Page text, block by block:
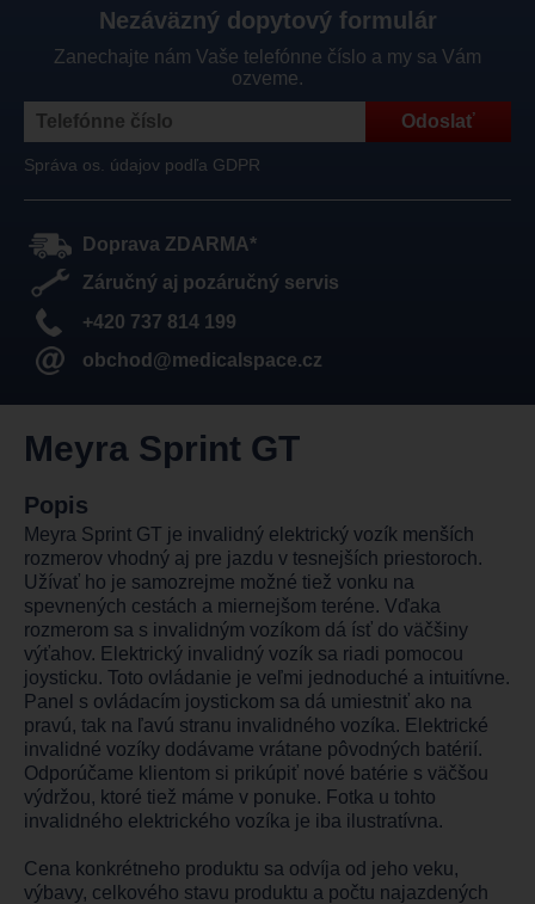
Nezáväzný dopytový formulár
Zanechajte nám Vaše telefónne číslo a my sa Vám
ozveme.
Správa os. údajov podľa GDPR
Doprava ZDARMA*
Záručný aj pozáručný servis
+420 737 814 199
obchod@medicalspace.cz
Meyra Sprint GT
Popis
Meyra Sprint GT je invalidný elektrický vozík menších
rozmerov vhodný aj pre jazdu v tesnejších priestoroch.
Užívať ho je samozrejme možné tiež vonku na
spevnených cestách a miernejšom teréne. Vďaka
rozmerom sa s invalidným vozíkom dá ísť do väčšiny
výťahov. Elektrický invalidný vozík sa riadi pomocou
joysticku. Toto ovládanie je veľmi jednoduché a intuitívne.
Panel s ovládacím joystickom sa dá umiestniť ako na
pravú, tak na ľavú stranu invalidného vozíka. Elektrické
invalidné vozíky dodávame vrátane pôvodných batérií.
Odporúčame klientom si prikúpiť nové batérie s väčšou
výdržou, ktoré tiež máme v ponuke. Fotka u tohto
invalidného elektrického vozíka je iba ilustratívna.
Cena konkrétneho produktu sa odvíja od jeho veku,
výbavy, celkového stavu produktu a počtu najazdených